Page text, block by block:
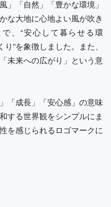
」「自然」「豊かな環境」
な大地に心地よい風が吹き
、“安心して暮らせる環
”を象徴しました。また、
未来への広がり」という意
「成長」「安心感」の意味
する世界観をシンプルにま
を感じられるロゴマークに